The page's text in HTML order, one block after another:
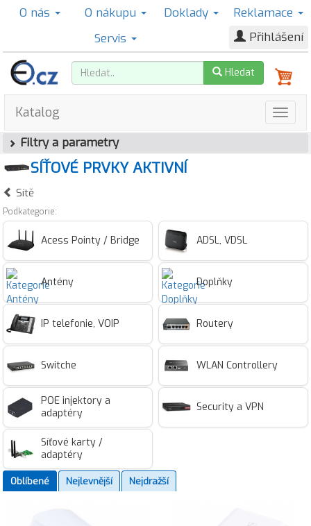
O nás O nákupu Doklady
Reklamace
Servis
Přihlášení
Hledat
Katalog
Filtry a parametry
SÍŤOVÉ PRVKY AKTIVNÍ
Sítě
Podkategorie:
Acess Pointy / Bridge ADSL, VDSL
Antény Doplňky
IP telefonie, VOIP Routery
Switche WLAN Controllery
POE injektory a
adaptéry
Security a VPN
Síťové karty /
adaptéry
Oblíbené Nejlevnější Nejdražší